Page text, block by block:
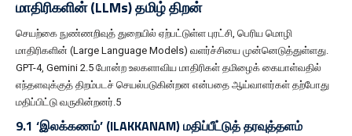
மாதிரிகளின் (LLMs) தமிழ் திறன்
செயற்கை நுண்ணறிவுத் துறையில் ஏற்பட்டுள்ள புரட்சி, பெரிய மொழி
மாதிரிகளின் (Large Language Models) வளர்ச்சியை முன்னெடுத்துள்ளது.
GPT-4, Gemini 2.5 போன்ற உலகளாவிய மாதிரிகள் தமிழைக் கையாள்வதில்
எந்தளவுக்குத் திறம்படச் செயல்படுகின்றன என்பதை ஆய்வாளர்கள் தற்போது
மதிப்பிட்டு வருகின்றனர்.5
9.1 ‘இலக்கணம்’ (ILAKKANAM) மதிப்பீட்டுத் தரவுத்தளம்